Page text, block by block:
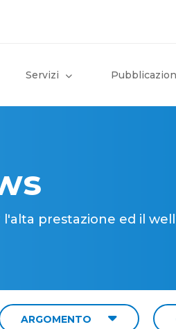
Servizi
l'alta prestazione ed il
ARGOMENTO